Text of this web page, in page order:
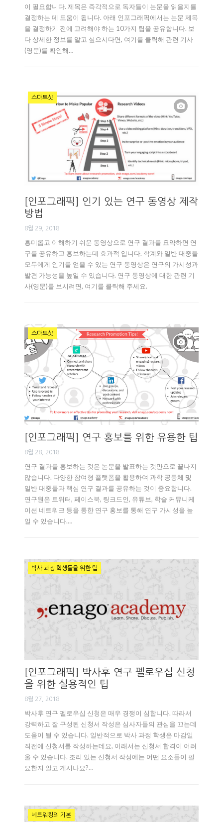
이 필요합니다. 제목은 즉각적으로 독자들이 논문을 읽을지를
결정하는 데 도움이 됩니다. 아래 인포그래픽에서는 논문 제목
을 결정하기 전에 고려해야 하는 10가지 팁을 공유합니다. 보
다 상세한 정보를 알고 싶으시다면, 여기를 클릭해 관련 기사
(영문)를 확인해…
스마트샷
[인포그래픽] 인기 있는 연구 동영상 제작
방법
8월 29, 2018
흥미롭고 이해하기 쉬운 동영상으로 연구 결과를 요약하면 연
구를 공유하고 홍보하는데 효과적 입니다. 학계와 일반 대중들
모두에게 인기를 얻을 수 있는 연구 동영상은 연구의 가시성과
발견 가능성을 높일 수 있습니다. 연구 동영상에 대한 관련 기
사(영문)를 보시려면, 여기를 클릭해 주세요.
스마트샷
[인포그래픽] 연구 홍보를 위한 유용한 팁
8월 28, 2018
연구 결과를 홍보하는 것은 논문을 발표하는 것만으로 끝나지
않습니다. 다양한 참여형 플랫폼을 활용하여 과학 공동체 및
일반 대중들과 핵심 연구 결과를 공유하는 것이 중요합니다.
연구원은 트위터, 페이스북, 링크드인, 유튜브, 학술 커뮤니케
이션 네트워크 등을 통한 연구 홍보를 통해 연구 가시성을 높
일 수 있습니다.…
박사 과정 학생들을 위한 팁
[인포그래픽] 박사후 연구 펠로우십 신청
을 위한 실용적인 팁
8월 27, 2018
박사후 연구 펠로우십 신청은 매우 경쟁이 심합니다. 따라서
강력하고 잘 구성된 신청서 작성은 심사자들의 관심을 끄는데
도움이 될 수 있습니다. 일반적으로 박사 과정 학생은 마감일
직전에 신청서를 작성하는데요, 이래서는 신청서 합격이 어려
울 수 있습니다. 조리 있는 신청서 작성에는 어떤 요소들이 필
요한지 알고 계시나요?…
네트워킹의 기본